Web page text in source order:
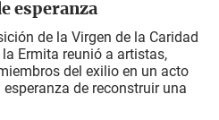
esperanza
de la Virgen de la Caridad
la Ermita reunió a artistas,
del exilio en un acto
de reconstruir una